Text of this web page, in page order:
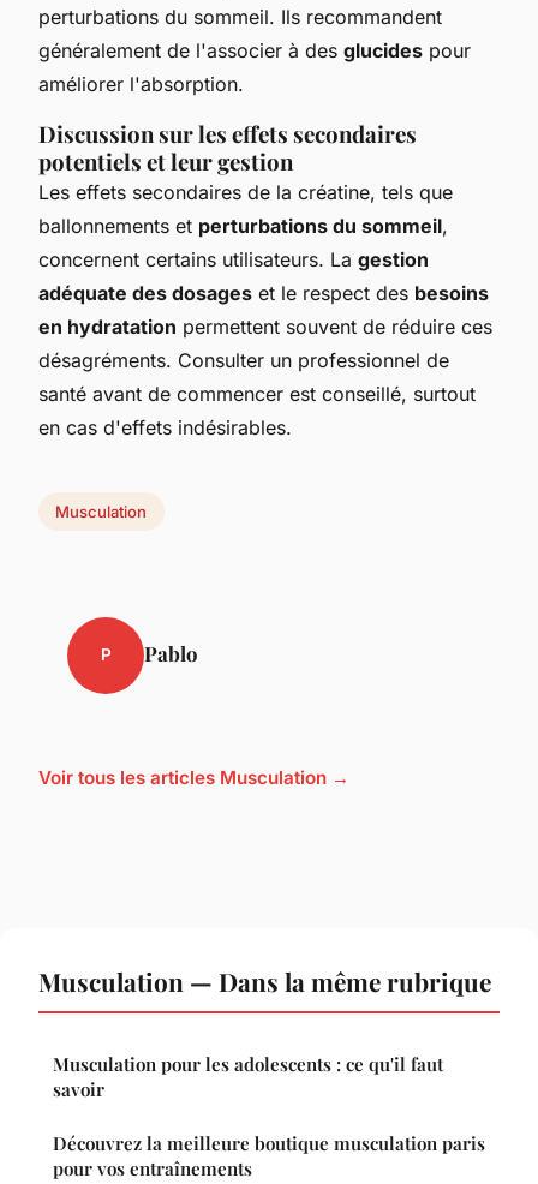
perturbations du sommeil. Ils recommandent
généralement de l'associer à des glucides pour
améliorer l'absorption.
Discussion sur les effets secondaires
potentiels et leur gestion
Les effets secondaires de la créatine, tels que
ballonnements et perturbations du sommeil,
concernent certains utilisateurs. La gestion
adéquate des dosages et le respect des besoins
en hydratation permettent souvent de réduire ces
désagréments. Consulter un professionnel de
santé avant de commencer est conseillé, surtout
en cas d'effets indésirables.
Musculation
P Pablo
Voir tous les articles Musculation →
Musculation — Dans la même rubrique
Musculation pour les adolescents : ce qu'il faut
savoir
Découvrez la meilleure boutique musculation paris
pour vos entraînements